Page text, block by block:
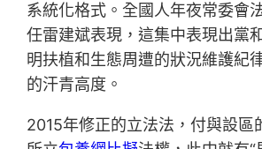
系統化格式。全國人年夜常委會
任雷建斌表現，這集中表現出黨
明扶植和生態周遭的狀況維護紀
的汗青高度。
2015年修正的立法法，付與設區